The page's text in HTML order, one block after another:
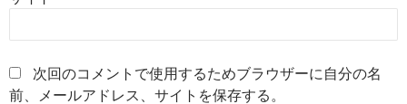
次回のコメントで使用するためブラウザーに自分の名
前、メールアドレス、サイトを保存する。